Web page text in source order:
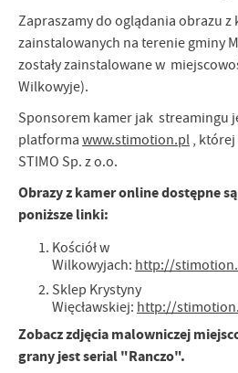
Zapraszamy do oglądania obrazu
zainstalowanych na terenie gminy
zostały zainstalowane w
Wilkowyje).
Sponsorem kamer jak streamingu
platforma www.stimotion.pl , której
STIMO Sp. z o.o.
Obrazy z kamer online dostępne
poniższe linki:
Kościół w
Wilkowyjach: http://
Sklep Krystyny
Więcławskiej: http://
Zobacz zdjęcia malowniczej
grany jest serial "Ranczo".